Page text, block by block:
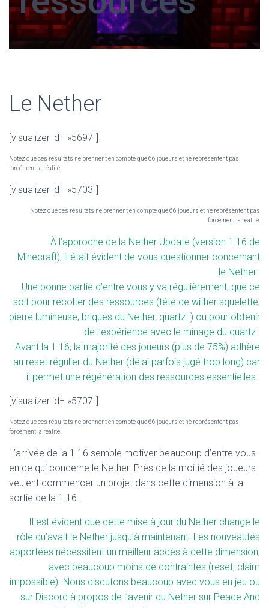
Le Nether
[visualizer id= »5697″]
Notez que ces résultats ne prennent en compte que 66 joueurs et ne représentent pas
forcément la réalité.
[visualizer id= »5703″]
Notez que ces résultats ne prennent en compte que 66 joueurs et ne représentent pas
forcément la réalité.
À l’approche de la Nether Update (version 1.16 de
Minecraft), il était évident de vous questionner concernant
le Nether.
Une bonne partie d’entre vous y va régulièrement, que ce
soit pour récolter des ressources (tête de wither squelette,
pierre lumineuse, briques du Nether, quartz..) ou pour obtenir
de l’expérience avec le minage du quartz.
Avant la 1.16, la majorité des joueurs (plus de 75%) adhère
au reset régulier du Nether (délai parfois jugé trop long) car
il permet une régénération des ressources essentielles.
[visualizer id= »5707″]
Notez que ces résultats ne prennent en compte que 66 joueurs et ne représentent pas
forcément la réalité.
L’arrivée de la 1.16 semble motiver beaucoup d’entre vous
en ce qui concerne le Nether. Près de la moitié des joueurs
veulent commencer un projet dans cette dimension à la
sortie de la 1.16.
Il est évident que cette mise à jour du Nether change le
rôle qu’avait le Nether jusqu’à maintenant. Les nouveautés
apportées nécessitent un meilleur accès à cette dimension,
avec beaucoup moins de contraintes (reset, claim
impossible). Nous discutons beaucoup avec vous en jeu ou
sur Discord à propos de l’avenir du Nether sur Peace And